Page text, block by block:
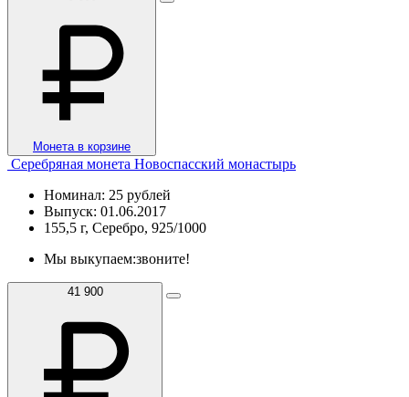
Монета в корзине
Серебряная монета Новоспасский монастырь
Номинал: 25 рублей
Выпуск: 01.06.2017
155,5 г, Серебро, 925/1000
Мы выкупаем:звоните!
41 900